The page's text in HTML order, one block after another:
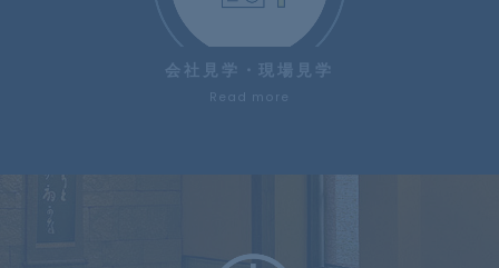
会社見学・現場見学
Read more